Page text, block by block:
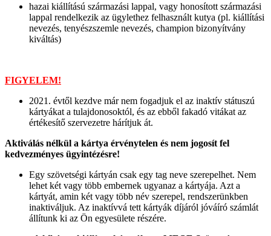
hazai kiállítású származási lappal, vagy honosított származási
lappal rendelkezik az ügylethez felhasznált kutya (pl. kiállítási
nevezés, tenyészszemle nevezés, champion bizonyítvány
kiváltás)
FIGYELEM!
2021. évtől kezdve már nem fogadjuk el az inaktív státuszú
kártyákat a tulajdonosoktól, és az ebből fakadó vitákat az
értékesítő szervezetre hárítjuk át.
Aktiválás nélkül a kártya érvénytelen és nem jogosít fel
kedvezményes ügyintézésre!
Egy szövetségi kártyán csak egy tag neve szerepelhet. Nem
lehet két vagy több embernek ugyanaz a kártyája. Azt a
kártyát, amin két vagy több név szerepel, rendszerünkben
inaktiváljuk. Az inaktívvá tett kártyák díjáról jóváíró számlát
állítunk ki az Ön egyesülete részére.